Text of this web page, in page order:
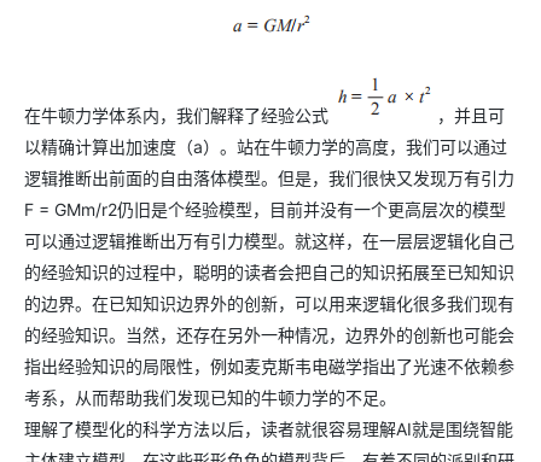
在牛顿力学体系内，我们解释了经验公式
，并且可
以精确计算出加速度（a）。站在牛顿力学的高度，我们可以通过
逻辑推断出前面的自由落体模型。但是，我们很快又发现万有引力
F = GMm/r2仍旧是个经验模型，目前并没有一个更高层次的模型
可以通过逻辑推断出万有引力模型。就这样，在一层层逻辑化自己
的经验知识的过程中，聪明的读者会把自己的知识拓展至已知知识
的边界。在已知知识边界外的创新，可以用来逻辑化很多我们现有
的经验知识。当然，还存在另外一种情况，边界外的创新也可能会
指出经验知识的局限性，例如麦克斯韦电磁学指出了光速不依赖参
考系，从而帮助我们发现已知的牛顿力学的不足。
理解了模型化的科学方法以后，读者就很容易理解AI就是围绕智能